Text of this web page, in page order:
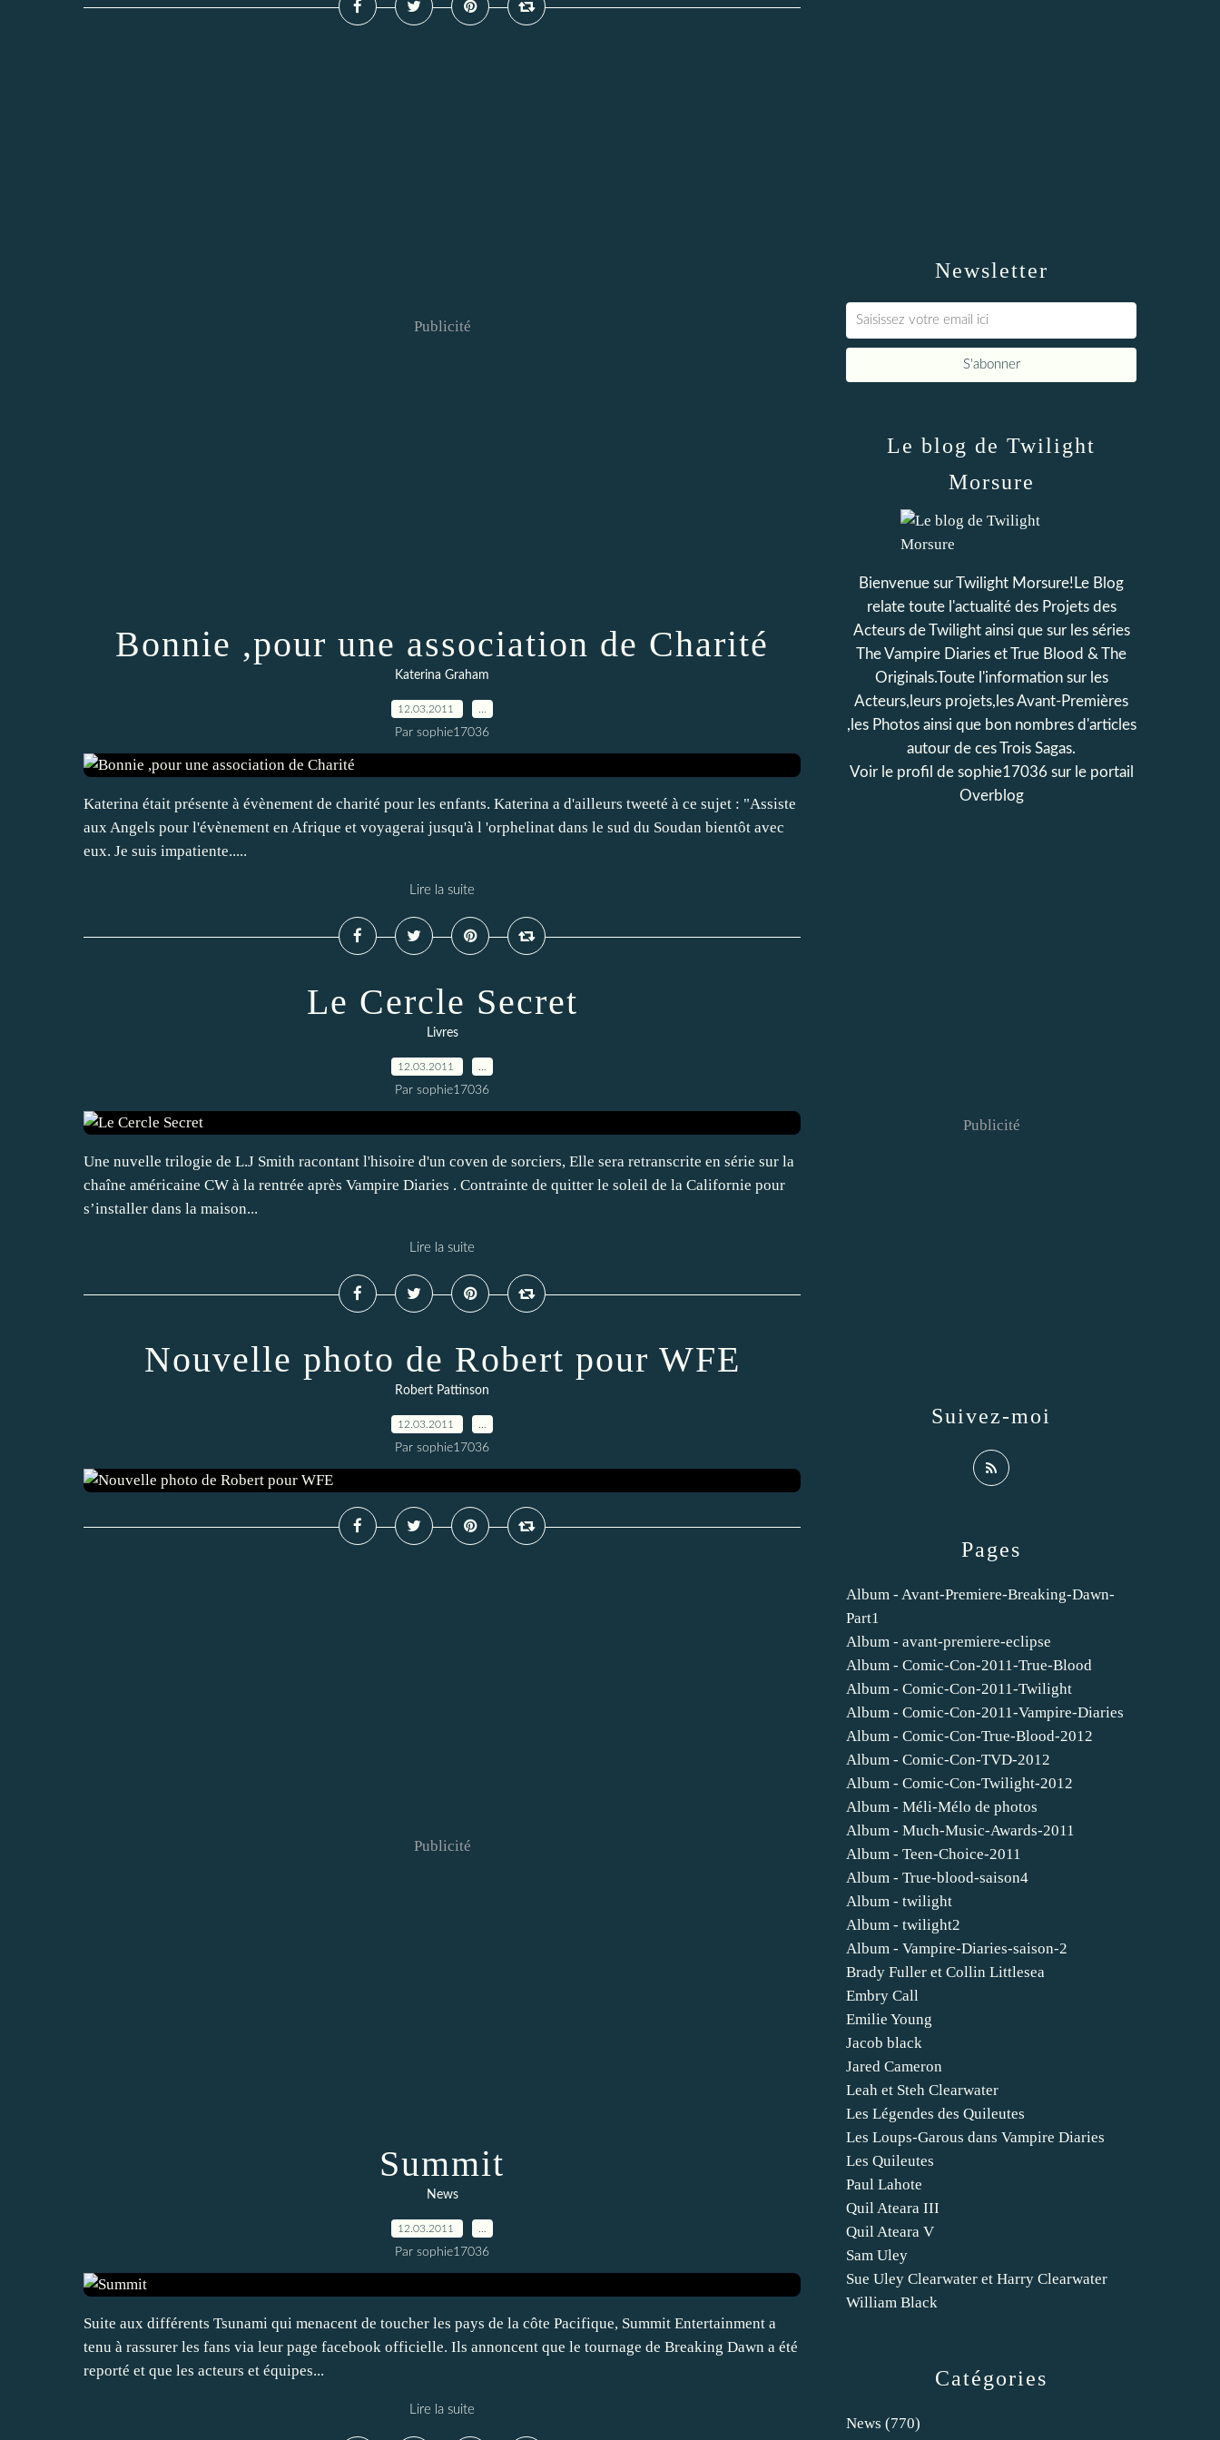
Publicité
Bonnie ,pour une association de Charité
Katerina Graham
12.03.2011
Par sophie17036
Katerina était présente à évènement de charité pour les enfants. Katerina a d'ailleurs tweeté à ce sujet : "Assiste
aux Angels pour l'évènement en Afrique et voyagerai jusqu'à l 'orphelinat dans le sud du Soudan bientôt avec
eux. Je suis impatiente.....
Lire la suite
Le Cercle Secret
Livres
12.03.2011
Par sophie17036
Une nuvelle trilogie de L.J Smith racontant l'hisoire d'un coven de sorciers, Elle sera retranscrite en série sur la
chaîne américaine CW à la rentrée après Vampire Diaries . Contrainte de quitter le soleil de la Californie pour
s’installer dans la maison...
Lire la suite
Nouvelle photo de Robert pour WFE
Robert Pattinson
12.03.2011
Par sophie17036
Publicité
Summit
News
12.03.2011
Par sophie17036
Suite aux différents Tsunami qui menacent de toucher les pays de la côte Pacifique, Summit Entertainment a
tenu à rassurer les fans via leur page facebook officielle. Ils annoncent que le tournage de Breaking Dawn a été
reporté et que les acteurs et équipes...
Lire la suite
Newsletter
Catégories
News (770)
Pages
Album - Avant-Premiere-Breaking-Dawn-
Part1
Album - avant-premiere-eclipse
Album - Comic-Con-2011-True-Blood
Album - Comic-Con-2011-Twilight
Album - Comic-Con-2011-Vampire-Diaries
Album - Comic-Con-True-Blood-2012
Album - Comic-Con-TVD-2012
Album - Comic-Con-Twilight-2012
Album - Méli-Mélo de photos
Album - Much-Music-Awards-2011
Album - Teen-Choice-2011
Album - True-blood-saison4
Album - twilight
Album - twilight2
Album - Vampire-Diaries-saison-2
Brady Fuller et Collin Littlesea
Embry Call
Emilie Young
Jacob black
Jared Cameron
Leah et Steh Clearwater
Les Légendes des Quileutes
Les Loups-Garous dans Vampire Diaries
Les Quileutes
Paul Lahote
Quil Ateara III
Quil Ateara V
Sam Uley
Sue Uley Clearwater et Harry Clearwater
William Black
Le blog de Twilight
Morsure
Bienvenue sur Twilight Morsure!Le Blog
relate toute l'actualité des Projets des
Acteurs de Twilight ainsi que sur les séries
The Vampire Diaries et True Blood & The
Originals.Toute l'information sur les
Acteurs,leurs projets,les Avant-Premières
,les Photos ainsi que bon nombres d'articles
autour de ces Trois Sagas.
Voir le profil de sophie17036 sur le portail
Overblog
Suivez-moi
Publicité